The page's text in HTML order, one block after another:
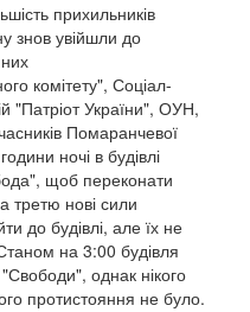
прихильників
знов увійшли до
комітету", Соціал-
"Патріот України", ОУН,
Помаранчевої
ночі в будівлі
щоб переконати
третю нові сили
до будівлі, але їх не
на 3:00 будівля
однак нікого
протистояння не було.